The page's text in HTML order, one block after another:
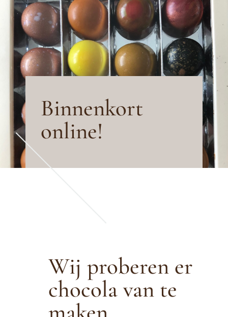
Binnenkort
online!
Wij proberen er
chocola van te